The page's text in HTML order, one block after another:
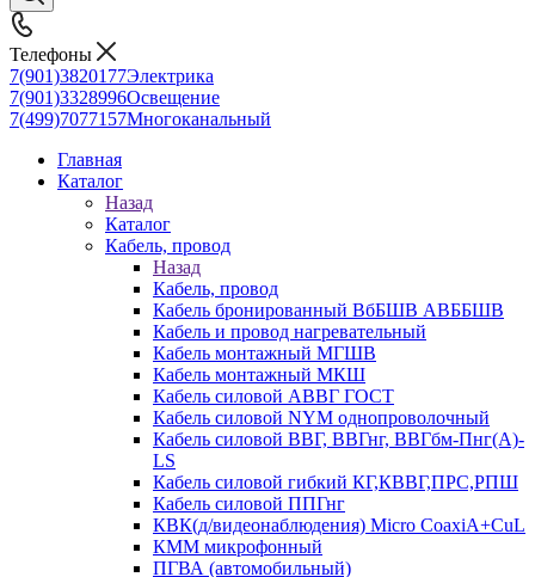
Телефоны
7(901)3820177Электрика
7(901)3328996Освещение
7(499)7077157Многоканальный
Главная
Каталог
Назад
Каталог
Кабель, провод
Назад
Кабель, провод
Кабель бронированный ВбБШВ АВББШВ
Кабель и провод нагревательный
Кабель монтажный МГШВ
Кабель монтажный МКШ
Кабель силовой АВВГ ГОСТ
Кабель силовой NYM однопроволочный
Кабель силовой ВВГ, ВВГнг, ВВГбм-Пнг(А)-
LS
Кабель силовой гибкий КГ,КВВГ,ПРС,РПШ
Кабель силовой ППГнг
КВК(д/видеонаблюдения) Micro CoaxiA+CuL
КММ микрофонный
ПГВА (автомобильный)